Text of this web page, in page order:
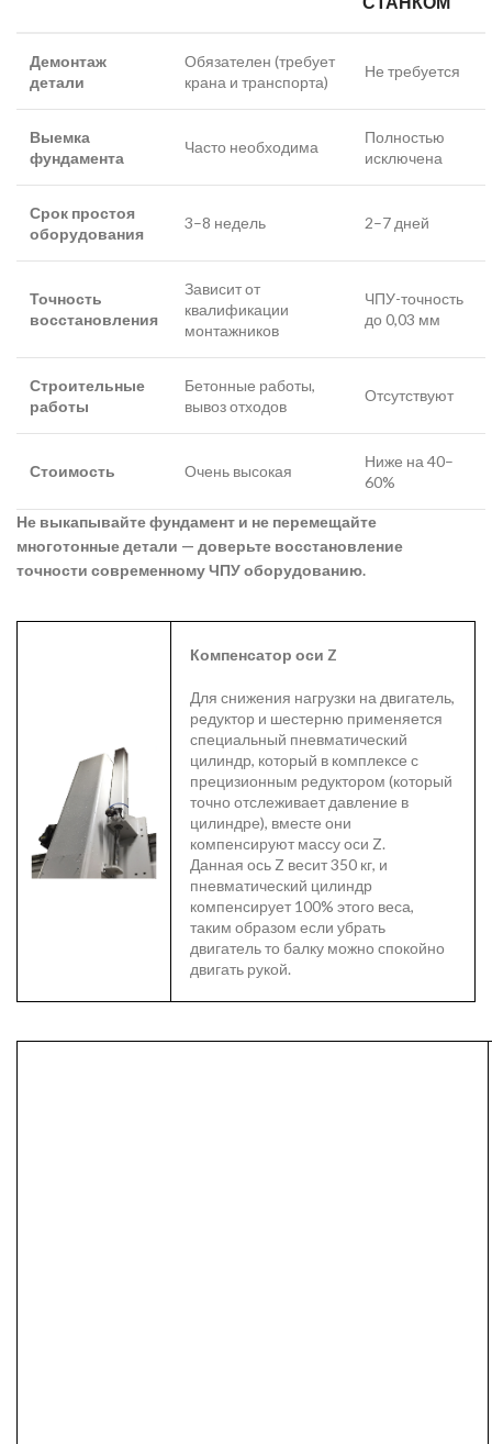
Демонтаж
детали
Обязателен (требует
крана и транспорта)
Не требуется
Выемка
фундамента
Часто необходима
Полностью
исключена
Срок простоя
оборудования
3–8 недель 2–7 дней
Точность
восстановления
Зависит от
квалификации
монтажников
ЧПУ-точность
до 0,03 мм
Строительные
работы
Бетонные работы,
вывоз отходов
Отсутствуют
Стоимость Очень высокая
Ниже на 40–
60%
Не выкапывайте фундамент и не перемещайте
многотонные детали — доверьте восстановление
точности современному ЧПУ оборудованию.
Компенсатор оси Z
Для снижения нагрузки на двигатель,
редуктор и шестерню применяется
специальный пневматический
цилиндр, который в комплексе с
прецизионным редуктором (который
точно отслеживает давление в
цилиндре), вместе они
компенсируют массу оси Z.
Данная ось Z весит 350 кг, и
пневматический цилиндр
компенсирует 100% этого веса,
таким образом если убрать
двигатель то балку можно спокойно
двигать рукой.